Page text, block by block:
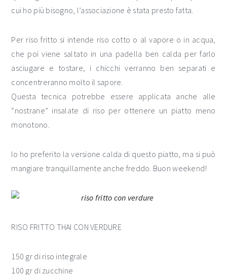
cui ho più bisogno, l’associazione è stata presto fatta.
Per riso fritto si intende riso cotto o al vapore o in acqua,
che poi viene saltato in una padella ben calda per farlo
asciugare e tostare, i chicchi verranno ben separati e
concentreranno molto il sapore.
Questa tecnica potrebbe essere applicata anche alle
“nostrane” insalate di riso per ottenere un piatto meno
monotono.
Io ho preferito la versione calda di questo piatto, ma si può
mangiare tranquillamente anche freddo. Buon weekend!
RISO FRITTO THAI CON VERDURE
150 gr di riso integrale
100 gr di zucchine